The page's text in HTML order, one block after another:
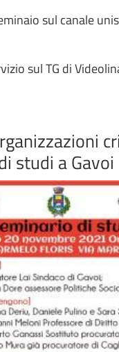
sul canale
sul TG di
studi a Gavoi